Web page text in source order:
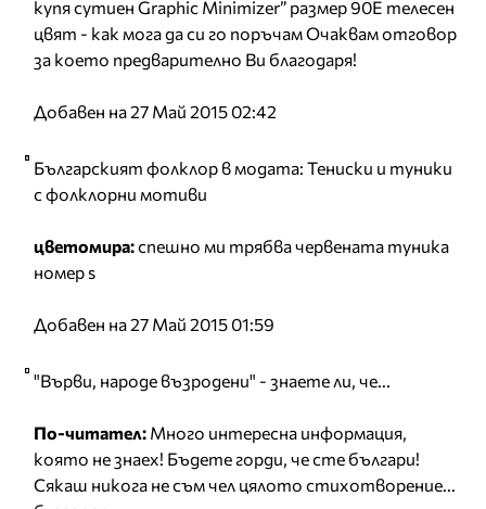
купя сутиен Graphic Minimizer” размер 90Е телесен
цвят - как мога да си го поръчам Очаквам отговор
за което предварително Ви благодаря!
Добавен на 27 Май 2015 02:42
Българският фолклор в модата: Тениски и туники
с фолклорни мотиви
цветомира:спешно ми трябва червената туника
номер s
Добавен на 27 Май 2015 01:59
"Върви, народе възродени" - знаете ли, че...
По-читател: Много интересна информация,
която не знаех! Бъдете горди, че сте българи!
Сякаш никога не съм чел цялото стихотворение...